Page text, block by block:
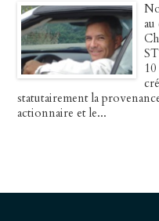
statutairement la
actionnaire et le...